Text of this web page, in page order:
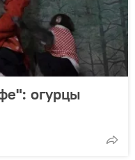
огурцы